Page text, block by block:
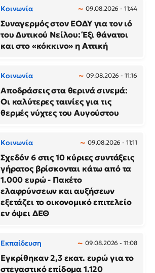
Κοινωνία 09.08.2026 - 11:44
Συναγερμός στον ΕΟΔΥ για τον ιό
του Δυτικού Νείλου: Έξι θάνατοι
και στο «κόκκινο» η Αττική
Κοινωνία 09.08.2026 - 11:16
Αποδράσεις στα θερινά σινεμά:
Οι καλύτερες ταινίες για τις
θερμές νύχτες του Αυγούστου
Κοινωνία 09.08.2026 - 11:11
Σχεδόν 6 στις 10 κύριες συντάξεις
γήρατος βρίσκονται κάτω από τα
1.000 ευρώ - Πακέτο
ελαφρύνσεων και αυξήσεων
εξετάζει το οικονομικό επιτελείο
εν όψει ΔΕΘ
Εκπαίδευση 09.08.2026 - 11:08
Εγκρίθηκαν 2,3 εκατ. ευρώ για το
στεγαστικό επίδομα 1.120